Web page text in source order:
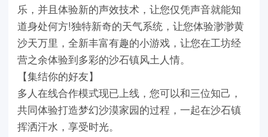
乐，并且体验新的声效技术，让您仅凭声音就能知
道身处何方!独特新奇的天气系统，让您体验渺渺黄
沙天万里，全新丰富有趣的小游戏，让您在工坊经
营之余体验到多彩的沙石镇风土人情。
【集结你的好友】
多人在线合作模式现已上线，您可以和三位知己，
共同体验打造梦幻沙漠家园的过程，一起在沙石镇
挥洒汗水，享受时光。